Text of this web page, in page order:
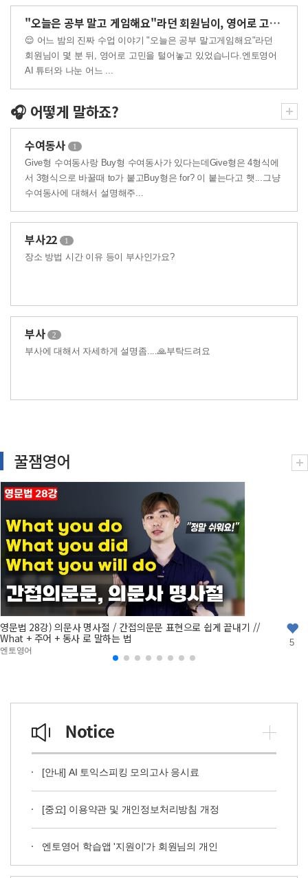
"오늘은 공부 말고 게임해요"라던 회원님이, 영어로 고민까지..
😌 어느 밤의 진짜 수업 이야기 "오늘은 공부 말고게임해요"라던
회원님이 몇 분 뒤, 영어로 고민을 털어놓고 있었습니다.엔토영어
AI 튜터와 나눈 어느 ...
🎧 어떻게 말하죠?
수여동사 1
Give형 수여동사랑 Buy형 수여동사가 있다는데Give형은 4형식에
서 3형식으로 바꿀때 to가 붙고Buy형은 for? 이 붙는다고 햇...그냥
수여동사에 대해서 설명해주...
부사22 1
장소 방법 시간 이유 등이 부사인가요?
부사 2
부사에 대해서 자세하게 설명좀....🙏부탁드려요
꿀잼영어
영문법 28강) 의문사 명사절 / 간접의문문 표현으로 쉽게 끝내기 //
What + 주어 + 동사 로 말하는 법
엔토영어
5
[안내] AI 토익스피킹 모의고사 응시료
[중요] 이용약관 및 개인정보처리방침 개정
엔토영어 학습앱 '지원이'가 회원님의 개인